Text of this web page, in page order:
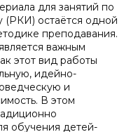
для занятий по
(РКИ) остаётся одной
преподавания.
важным
этот вид работы
идейно-
и
В этом
обучения детей-